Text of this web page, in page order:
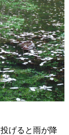
げると雨が降